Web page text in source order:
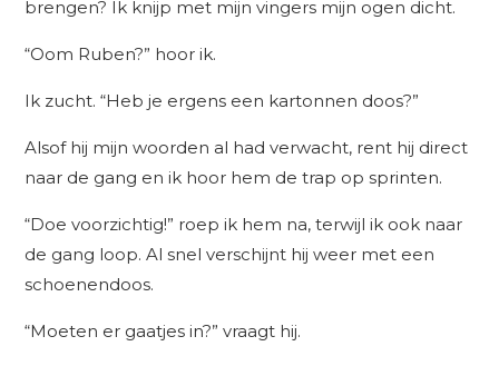
brengen? Ik knijp met mijn vingers mijn ogen dicht.
“Oom Ruben?” hoor ik.
Ik zucht. “Heb je ergens een kartonnen doos?”
Alsof hij mijn woorden al had verwacht, rent hij direct
naar de gang en ik hoor hem de trap op sprinten.
“Doe voorzichtig!” roep ik hem na, terwijl ik ook naar
de gang loop. Al snel verschijnt hij weer met een
schoenendoos.
“Moeten er gaatjes in?” vraagt hij.